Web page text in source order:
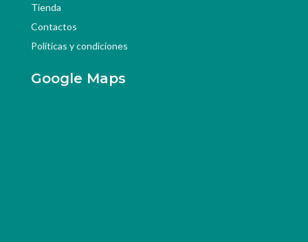
Tienda
Contactos
Políticas y condiciones
Google Maps